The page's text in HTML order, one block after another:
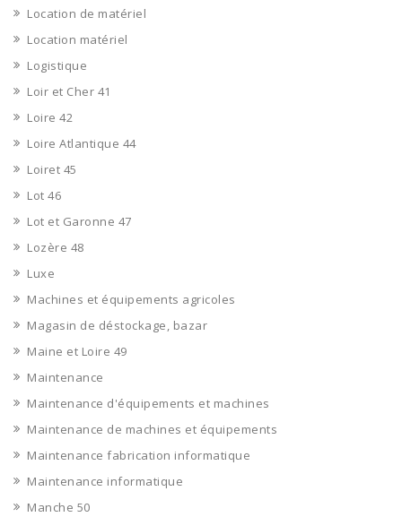
Location de matériel
Location matériel
Logistique
Loir et Cher 41
Loire 42
Loire Atlantique 44
Loiret 45
Lot 46
Lot et Garonne 47
Lozère 48
Luxe
Machines et équipements agricoles
Magasin de déstockage, bazar
Maine et Loire 49
Maintenance
Maintenance d'équipements et machines
Maintenance de machines et équipements
Maintenance fabrication informatique
Maintenance informatique
Manche 50